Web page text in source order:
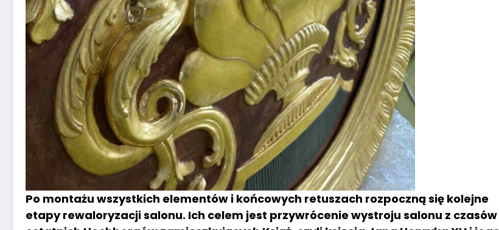
Po montażu wszystkich elementów i końcowych retuszach rozpoczną się kolejne
etapy rewaloryzacji salonu. Ich celem jest przywrócenie wystroju salonu z czasów